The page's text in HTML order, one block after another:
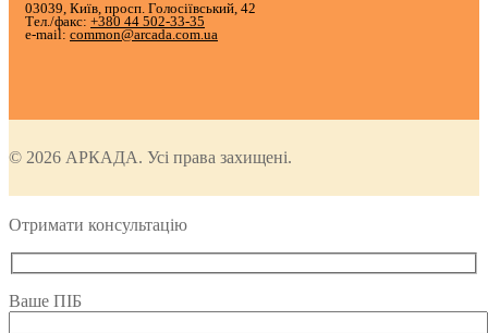
03039, Київ, просп. Голосіївський, 42
Тел./факс: +380 44 502-33-35
e-mail: common@arcada.com.ua
© 2026 АРКАДА. Усі права захищені.
Отримати консультацію
Ваше ПІБ